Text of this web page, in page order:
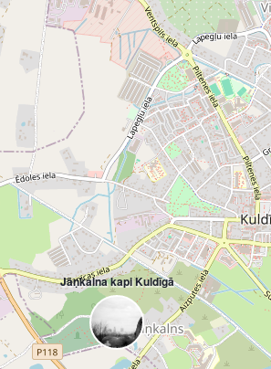
Jāņkalna kapi Kuldīgā